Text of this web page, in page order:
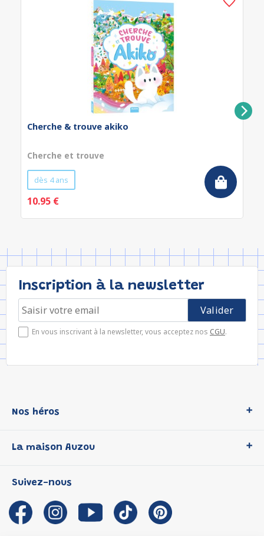
Cherche & trouve akiko
Cherche et trouve
dès 4 ans
10.95 €
Inscription à la newsletter
En vous inscrivant à la newsletter, vous acceptez nos CGU.
Nos héros
P'tit Loup
Les Influenceuses
Migali
Petite Taupe
La maison Auzou
Notre histoire
Auzou s'engage
Auteurs et illustrateurs Auzou
Suivez-nous